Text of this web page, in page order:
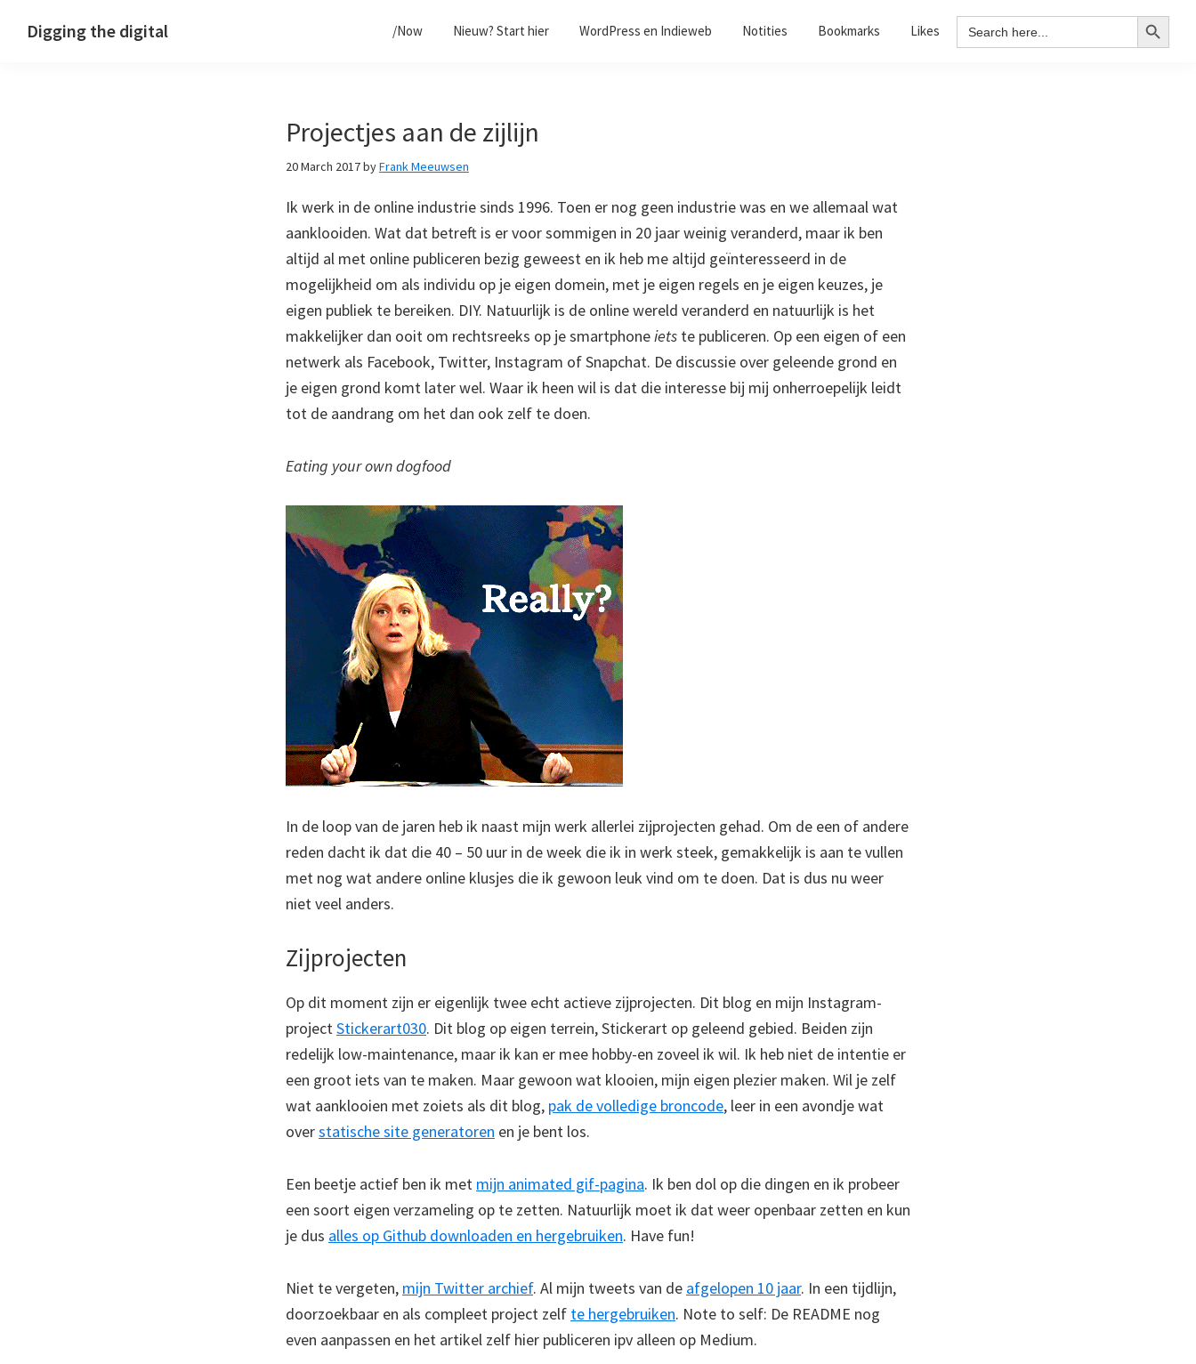
Digging the digital /Now Nieuw? Start hier WordPress en Indieweb Notities Bookmarks Likes Search
for:
Search Button
Projectjes aan de zijlijn
20 March 2017byFrank Meeuwsen
Ik werk in de online industrie sinds 1996. Toen er nog geen industrie was en we allemaal wat
aanklooiden. Wat dat betreft is er voor sommigen in 20 jaar weinig veranderd, maar ik ben
altijd al met online publiceren bezig geweest en ik heb me altijd geïnteresseerd in de
mogelijkheid om als individu op je eigen domein, met je eigen regels en je eigen keuzes, je
eigen publiek te bereiken. DIY. Natuurlijk is de online wereld veranderd en natuurlijk is het
makkelijker dan ooit om rechtsreeks op je smartphoneiets te publiceren. Op een eigen of een
netwerk als Facebook, Twitter, Instagram of Snapchat. De discussie over geleende grond en
je eigen grond komt later wel. Waar ik heen wil is dat die interesse bij mij onherroepelijk leidt
tot de aandrang om het dan ook zelf te doen.
Eating your own dogfood
In de loop van de jaren heb ik naast mijn werk allerlei zijprojecten gehad. Om de een of andere
reden dacht ik dat die 40 – 50 uur in de week die ik in werk steek, gemakkelijk is aan te vullen
met nog wat andere online klusjes die ik gewoon leuk vind om te doen. Dat is dus nu weer
niet veel anders.
Zijprojecten
Op dit moment zijn er eigenlijk twee echt actieve zijprojecten. Dit blog en mijn Instagram-
projectStickerart030. Dit blog op eigen terrein, Stickerart op geleend gebied. Beiden zijn
redelijk low-maintenance, maar ik kan er mee hobby-en zoveel ik wil. Ik heb niet de intentie er
een groot iets van te maken. Maar gewoon wat klooien, mijn eigen plezier maken. Wil je zelf
wat aanklooien met zoiets als dit blog, pak de volledige broncode, leer in een avondje wat
overstatische site generatoren en je bent los.
Een beetje actief ben ik met mijn animated gif-pagina. Ik ben dol op die dingen en ik probeer
een soort eigen verzameling op te zetten. Natuurlijk moet ik dat weer openbaar zetten en kun
je dus alles op Github downloaden en hergebruiken. Have fun!
Niet te vergeten, mijn Twitter archief. Al mijn tweets van de afgelopen 10 jaar. In een tijdlijn,
doorzoekbaar en als compleet project zelf te hergebruiken. Note to self: De README nog
even aanpassen en het artikel zelf hier publiceren ipv alleen op Medium.